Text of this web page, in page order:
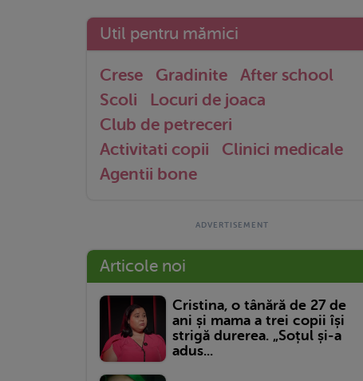
Util pentru mămici
Crese Gradinite
After school
Scoli
Locuri de joaca
Club de petreceri
Activitati copii
Clinici medicale
Agentii bone
Articole noi
Cristina, o tânără de 27 de
ani și mama a trei copii își
strigă durerea. „Soțul și-a
adus...